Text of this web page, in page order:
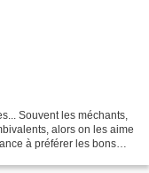
Souvent les méchants,
alors on les aime
à préférer les bons